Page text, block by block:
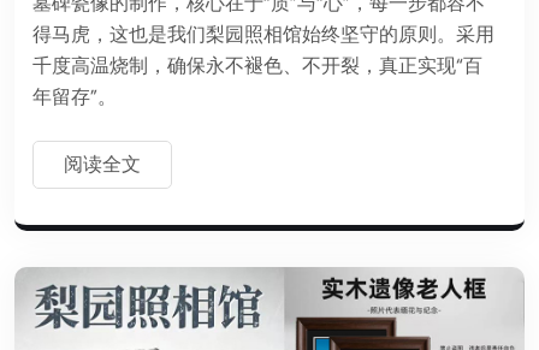
得马虎，这也是我们梨园照相馆始终坚守的原则。采用
千度高温烧制，确保永不褪色、不开裂，真正实现“百
年留存”。
阅读全文